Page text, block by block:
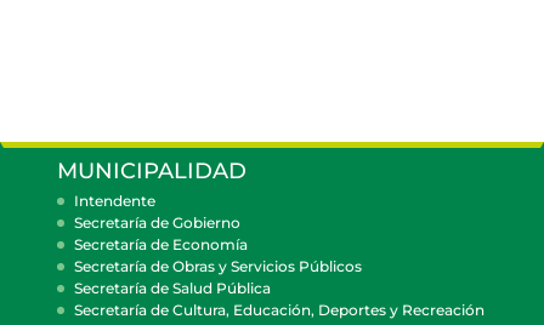
MUNICIPALIDAD
Intendente
Secretaría de Gobierno
Secretaría de Economía
Secretaría de Obras y Servicios Públicos
Secretaría de Salud Pública
Secretaría de Cultura, Educación, Deportes y Recreación